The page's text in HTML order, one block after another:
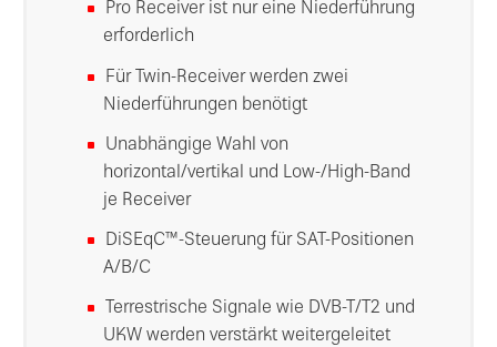
Pro Receiver ist nur eine Niederführung
erforderlich
Für Twin-Receiver werden zwei
Niederführungen benötigt
Unabhängige Wahl von
horizontal/vertikal und Low-/High-Band
je Receiver
DiSEqC™-Steuerung für SAT-Positionen
A/B/C
Terrestrische Signale wie DVB-T/T2 und
UKW werden verstärkt weitergeleitet